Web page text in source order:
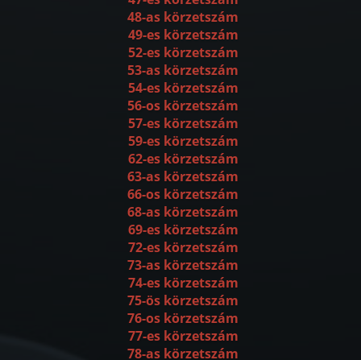
48-as körzetszám
49-es körzetszám
52-es körzetszám
53-as körzetszám
54-es körzetszám
56-os körzetszám
57-es körzetszám
59-es körzetszám
62-es körzetszám
63-as körzetszám
66-os körzetszám
68-as körzetszám
69-es körzetszám
72-es körzetszám
73-as körzetszám
74-es körzetszám
75-ös körzetszám
76-os körzetszám
77-es körzetszám
78-as körzetszám